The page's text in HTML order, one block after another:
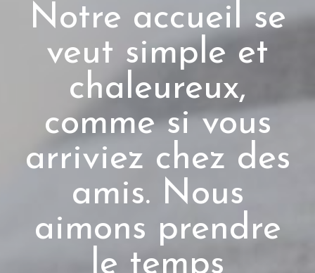
Notre accueil se
veut simple et
chaleureux,
comme si vous
arriviez chez des
amis. Nous
aimons prendre
le temps